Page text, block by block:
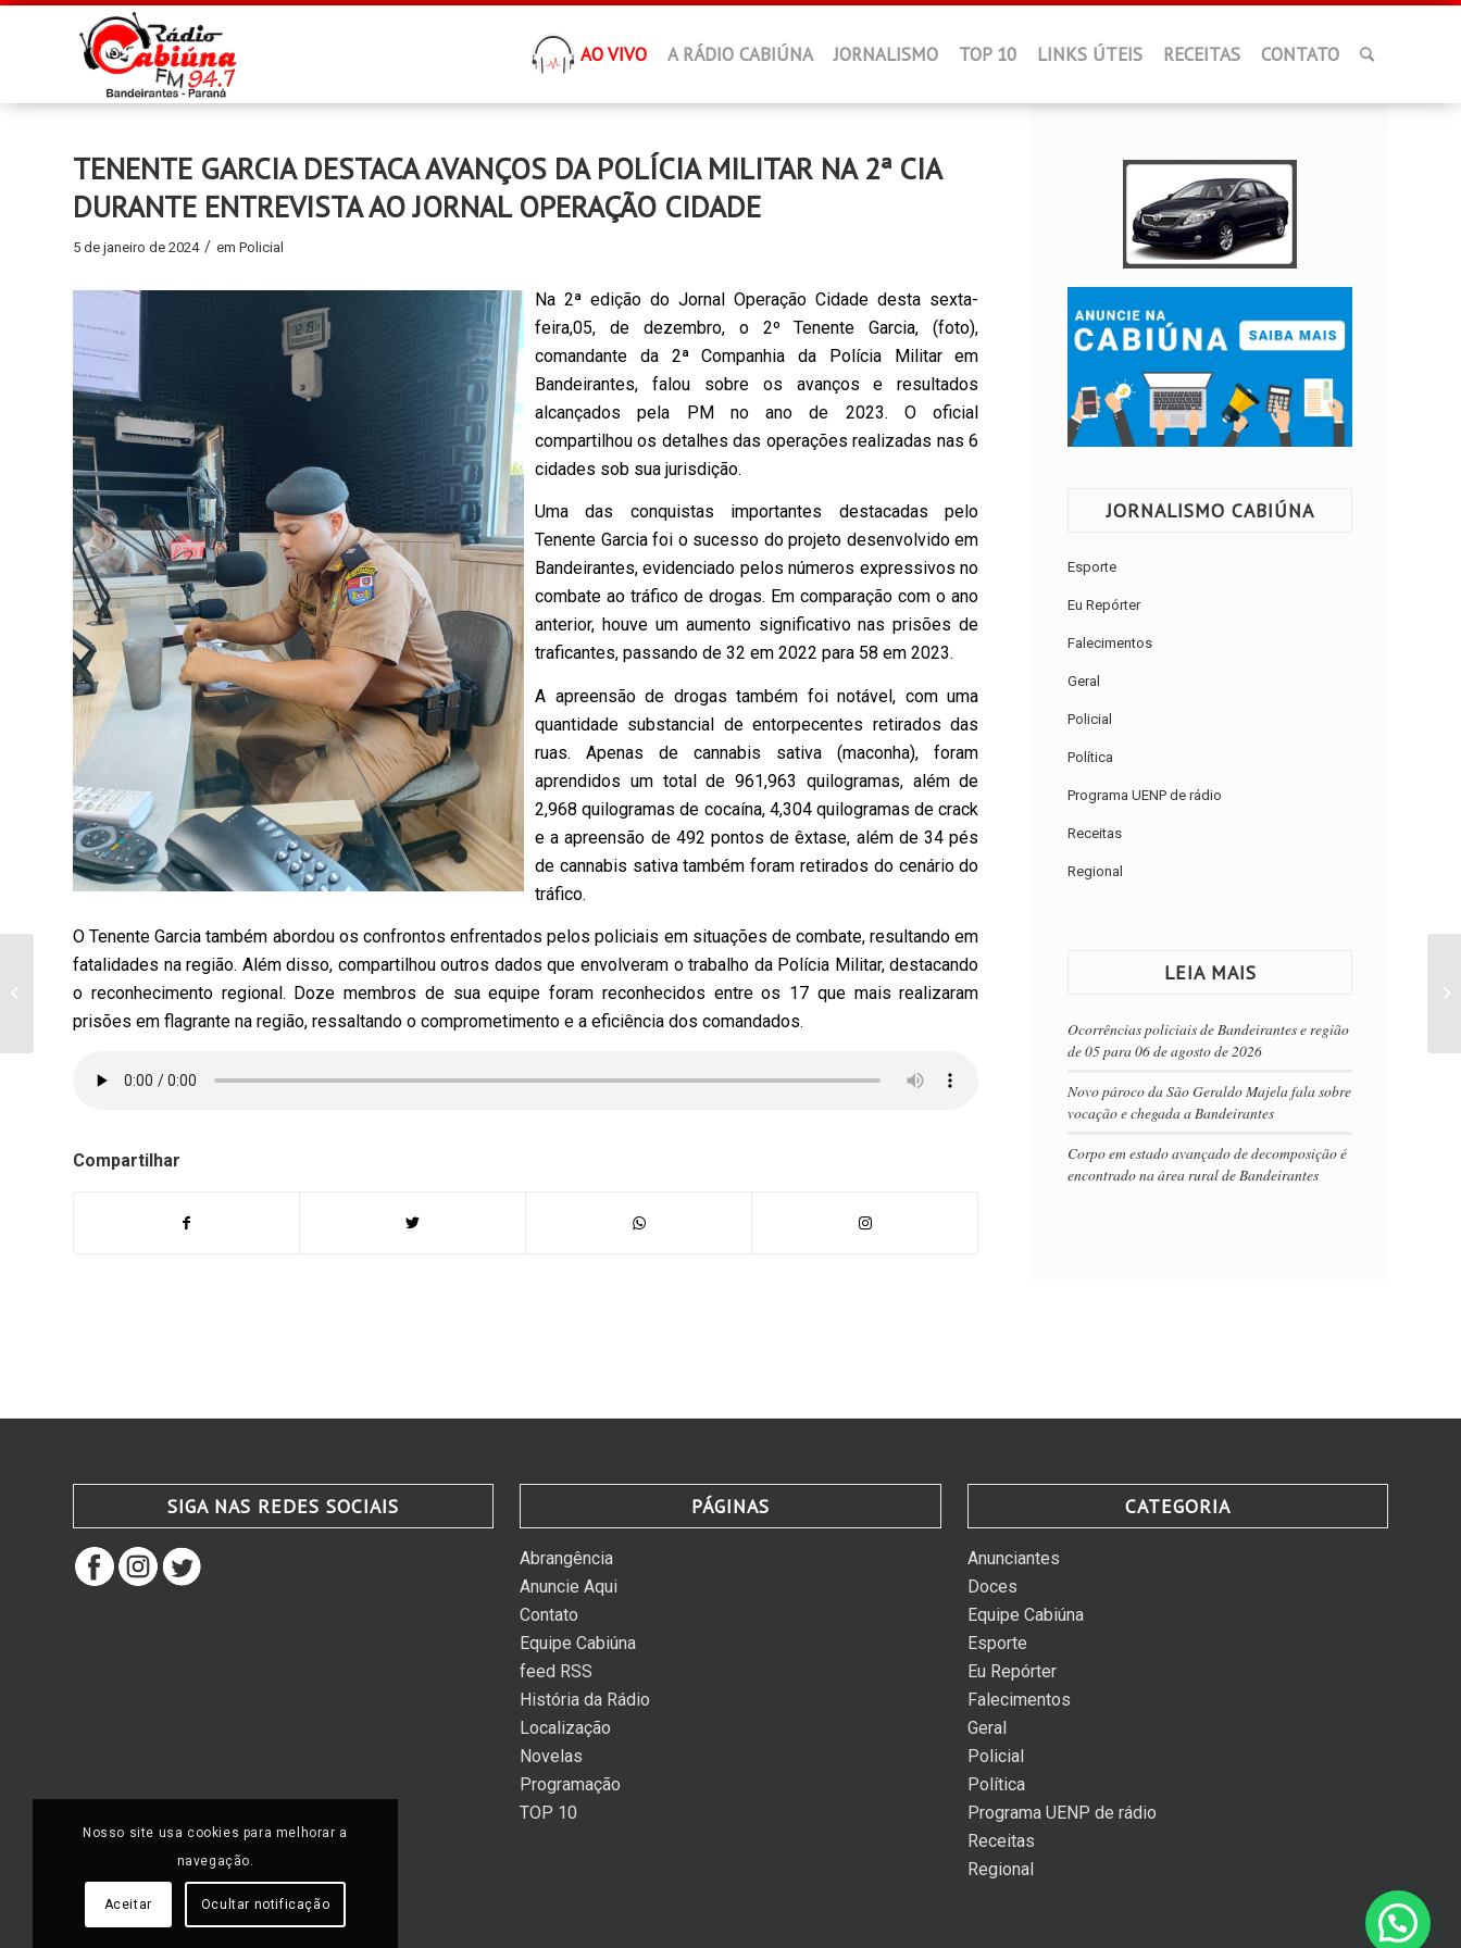
AO VIVO A RÁDIO CABIÚNA JORNALISMO TOP 10 LINKS ÚTEIS RECEITAS CONTATO
TENENTE GARCIA DESTACA AVANÇOS DA POLÍCIA MILITAR NA 2ª CIA
DURANTE ENTREVISTA AO JORNAL OPERAÇÃO CIDADE
5 de janeiro de 2024 / em Policial
Na 2ª edição do Jornal Operação Cidade desta sexta-
feira,05, de dezembro, o 2º Tenente Garcia, (foto),
comandante da 2ª Companhia da Polícia Militar em
Bandeirantes, falou sobre os avanços e resultados
alcançados pela PM no ano de 2023. O oficial
compartilhou os detalhes das operações realizadas nas 6
cidades sob sua jurisdição.
Uma das conquistas importantes destacadas pelo
Tenente Garcia foi o sucesso do projeto desenvolvido em
Bandeirantes, evidenciado pelos números expressivos no
combate ao tráfico de drogas. Em comparação com o ano
anterior, houve um aumento significativo nas prisões de
traficantes, passando de 32 em 2022 para 58 em 2023.
A apreensão de drogas também foi notável, com uma
quantidade substancial de entorpecentes retirados das
ruas. Apenas de cannabis sativa (maconha), foram
aprendidos um total de 961,963 quilogramas, além de
2,968 quilogramas de cocaína, 4,304 quilogramas de crack
e a apreensão de 492 pontos de êxtase, além de 34 pés
de cannabis sativa também foram retirados do cenário do
tráfico.
O Tenente Garcia também abordou os confrontos enfrentados pelos policiais em situações de combate, resultando em
fatalidades na região. Além disso, compartilhou outros dados que envolveram o trabalho da Polícia Militar, destacando
o reconhecimento regional. Doze membros de sua equipe foram reconhecidos entre os 17 que mais realizaram
prisões em flagrante na região, ressaltando o comprometimento e a eficiência dos comandados.
Compartilhar
JORNALISMO CABIÚNA
Esporte
Eu Repórter
Falecimentos
Geral
Policial
Política
Programa UENP de rádio
Receitas
Regional
LEIA MAIS
Ocorrências policiais de Bandeirantes e região
de 05 para 06 de agosto de 2026
Novo pároco da São Geraldo Majela fala sobre
vocação e chegada a Bandeirantes
Corpo em estado avançado de decomposição é
encontrado na área rural de Bandeirantes
SIGA NAS REDES SOCIAIS PÁGINAS
Abrangência
Anuncie Aqui
Contato
Equipe Cabiúna
feed RSS
História da Rádio
Localização
Novelas
Programação
TOP 10
CATEGORIA
Anunciantes
Doces
Equipe Cabiúna
Esporte
Eu Repórter
Falecimentos
Geral
Policial
Política
Programa UENP de rádio
Receitas
Regional
Morre em Santa Mariana
jovem que sofreu
Bandeirantes e
Nosso site usa cookies para melhorar a
navegação.
Aceitar Ocultar notificação